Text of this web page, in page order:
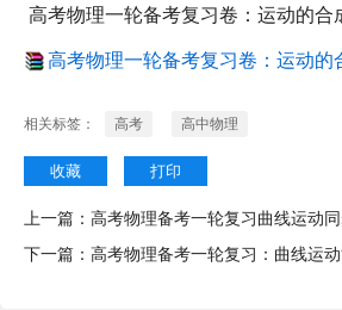
高考物理一轮备考复习卷：运动的合
高考物理一轮备考复习卷：运动的
相关标签： 高考 高中物理
收藏 打印
上一篇： 高考物理备考一轮复习曲线运动
下一篇： 高考物理备考一轮复习：曲线运